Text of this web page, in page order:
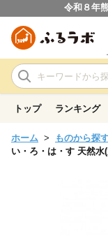
令和８年
トップ ランキング
ホーム ものから探
い・ろ・は・す 天然水